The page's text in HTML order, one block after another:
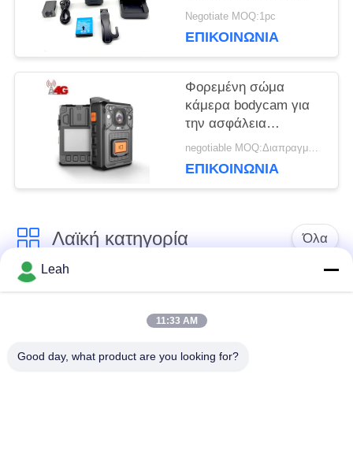
ΜΙΑ
ΠΡΟΣΦΟΡΆ
SITEMAP
ΠΟΛΙΤΙΚΉ
ΑΠΟΡΡΉΤΟΥ
ήχου επικοινωνίας
Negotiate MOQ:1pc
ΕΠΙΚΟΙΝΩΝΊΑ
Φορεμένη σώμα
κάμερα bodycam για
την ασφάλεια
πυροσβεστών
VMS τη διαχείριση
negotiable MOQ:Διαπραγματεύσιμος
ΕΠΙΚΟΙΝΩΝΊΑ
Λαϊκή κατηγορία Όλα
Φορεμένες
Κάμερες σώματος
αστυνομίας
4G φορεμένη σώμα
Κάμερα κρανών
Leah
11:33 AM
Good day, what product are you looking for?